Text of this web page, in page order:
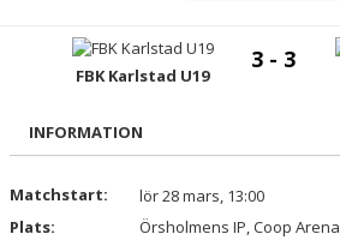
TRUPPEN
BILDGALLERI
KONTAKT
FBK Karlstad U19
3 - 3
INFORMATION
Matchstart:
lör 28 mars, 13:00
Plats:
Örsholmens IP, Coop Arena